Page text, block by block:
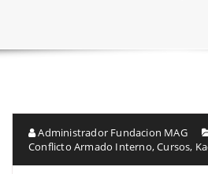
Administrador Fundacion MAG
Conflicto Armado Interno,Cursos,